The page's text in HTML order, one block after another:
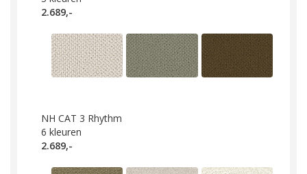
2.689,-
NH CAT 3 Rhythm
6 kleuren
2.689,-